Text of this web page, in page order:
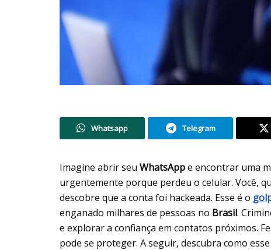
Whatsapp Telegram
Imagine abrir seu WhatsAppe encontrar uma
urgentemente porque perdeu o celular. Você,
descobre que a conta foi hackeada. Esse é o
enganado milhares de pessoas no Brasil.
e explorar a confiança em contatos próximos.
pode se proteger. A seguir, descubra como